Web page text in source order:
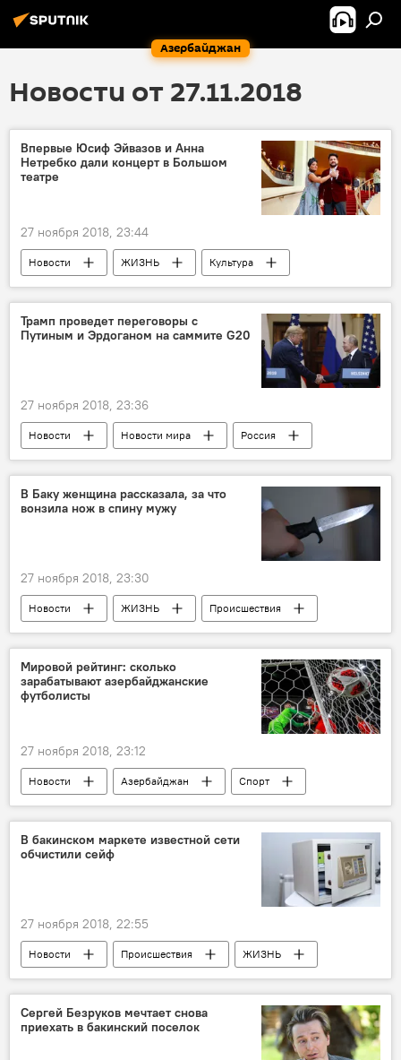
Азербайджан
Новости от 27.11.2018
Впервые Юсиф Эйвазов и Анна
Нетребко дали концерт в Большом
театре
27 ноября 2018, 23:44
Новости ЖИЗНЬ
Культура
Россия
Азербайджан
Трамп проведет переговоры с
Путиным и Эрдоганом на саммите G20
27 ноября 2018, 23:36
Новости Новости мира Россия
В Баку женщина рассказала, за что
вонзила нож в спину мужу
27 ноября 2018, 23:30
Новости ЖИЗНЬ
Происшествия
Азербайджан
Мировой рейтинг: сколько
зарабатывают азербайджанские
футболисты
27 ноября 2018, 23:12
Новости Азербайджан
Спорт
ЖИЗНЬ
рейтинг
футболисты
зарплата
В бакинском маркете известной сети
обчистили сейф
27 ноября 2018, 22:55
Новости Происшествия
ЖИЗНЬ
Азербайджан
супермаркет
Сеть
Сейф
Сергей Безруков мечтает снова
приехать в бакинский поселок